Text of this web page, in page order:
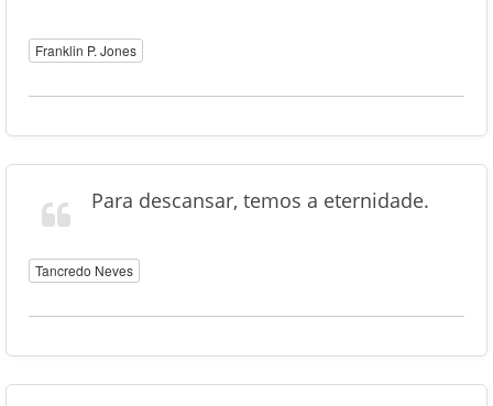
Franklin P. Jones
Para descansar, temos a eternidade.
Tancredo Neves